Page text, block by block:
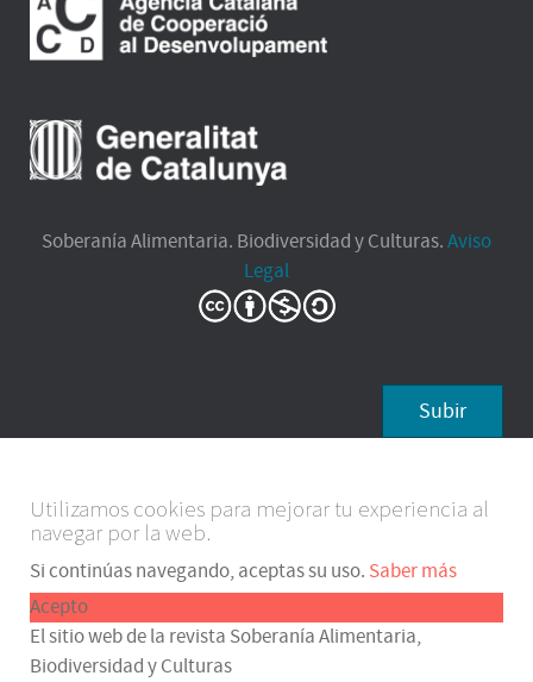
Soberanía Alimentaria. Biodiversidad y Culturas.Aviso
Legal
Subir
Utilizamos cookies para mejorar tu experiencia al
navegar por la web.
Si continúas navegando, aceptas su uso. Saber más
Acepto
El sitio web de la revista Soberanía Alimentaria,
Biodiversidad y Culturas